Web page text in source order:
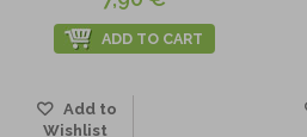
ADD TO CART
Add to
Wishlist